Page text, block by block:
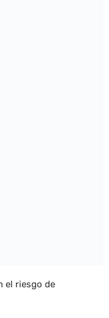
el riesgo de